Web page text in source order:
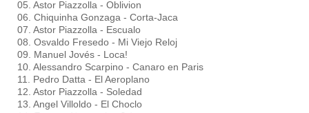
05. Astor Piazzolla - Oblivion
06. Chiquinha Gonzaga - Corta-Jaca
07. Astor Piazzolla - Escualo
08. Osvaldo Fresedo - Mi Viejo Reloj
09. Manuel Jovés - Loca!
10. Alessandro Scarpino - Canaro en Paris
11. Pedro Datta - El Aeroplano
12. Astor Piazzolla - Soledad
13. Angel Villoldo - El Choclo